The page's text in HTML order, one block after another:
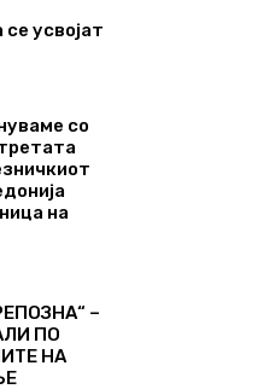
усвојат
со
на
–
ПО
НА